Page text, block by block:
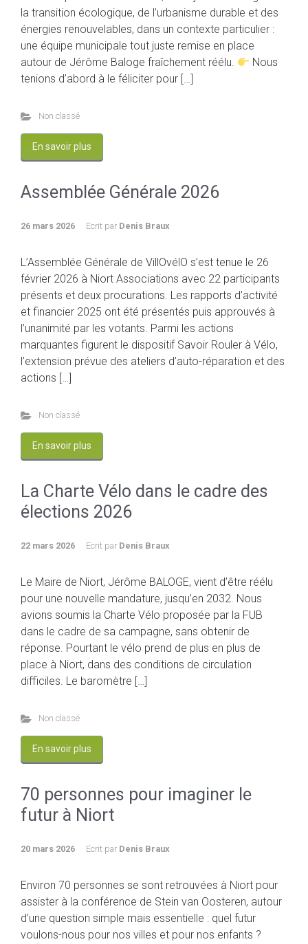
la transition écologique, de l’urbanisme durable et des
énergies renouvelables, dans un contexte particulier :
une équipe municipale tout juste remise en place
autour de Jérôme Baloge fraîchement réélu.
Nous
tenions d’abord à le féliciter pour […]
Non classé
En savoir plus
Assemblée Générale 2026
26 mars 2026 Ecrit par Denis Braux
L’Assemblée Générale de VillOvélO s’est tenue le 26
février 2026 à Niort Associations avec 22 participants
présents et deux procurations. Les rapports d’activité
et financier 2025 ont été présentés puis approuvés à
l’unanimité par les votants. Parmi les actions
marquantes figurent le dispositif Savoir Rouler à Vélo,
l’extension prévue des ateliers d’auto-réparation et des
actions […]
Non classé
En savoir plus
La Charte Vélo dans le cadre des
élections 2026
22 mars 2026 Ecrit par Denis Braux
Le Maire de Niort, Jérôme BALOGE, vient d’être réélu
pour une nouvelle mandature, jusqu’en 2032. Nous
avions soumis la Charte Vélo proposée par la FUB
dans le cadre de sa campagne, sans obtenir de
réponse. Pourtant le vélo prend de plus en plus de
place à Niort, dans des conditions de circulation
difficiles. Le baromètre […]
Non classé
En savoir plus
70 personnes pour imaginer le
futur à Niort
20 mars 2026 Ecrit par Denis Braux
Environ 70 personnes se sont retrouvées à Niort pour
assister à la conférence de Stein van Oosteren, autour
d’une question simple mais essentielle : quel futur
voulons-nous pour nos villes et pour nos enfants ?